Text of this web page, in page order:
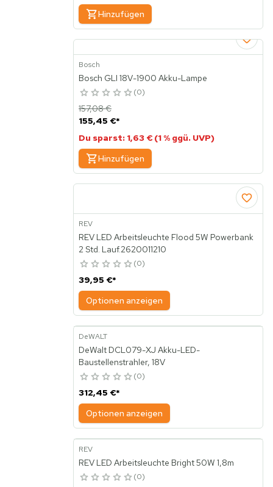
Hinzufügen
Bosch
Bosch GLI 18V-1900 Akku-Lampe
0
155,45 €*
157,08 €
Du sparst: 1,63 € (1 % ggü. UVP)
Hinzufügen
REV
REV LED Arbeitsleuchte Flood 5W Powerbank
2 Std. Lauf.2620011210
0
39,95 €*
Optionen anzeigen
DeWALT
DeWalt DCL079-XJ Akku-LED-
Baustellenstrahler, 18V
0
312,45 €*
Optionen anzeigen
REV
REV LED Arbeitsleuchte Bright 50W 1,8m
0